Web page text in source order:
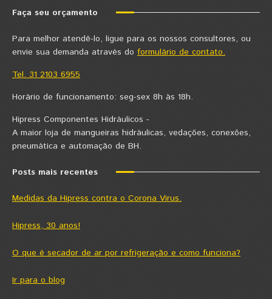
Faça seu orçamento
Para melhor atendê-lo, ligue para os nossos consultores, ou
envie sua demanda através do formulário de contato.
Tel. 31 2103 6955
Horário de funcionamento: seg-sex 8h às 18h.
Hipress Componentes Hidráulicos -
A maior loja de mangueiras hidráulicas, vedações, conexões,
pneumática e automação de BH.
Posts mais recentes
Medidas da Hipress contra o Corona Virus.
Hipress, 30 anos!
O que é secador de ar por refrigeração e como funciona?
Ir para o blog